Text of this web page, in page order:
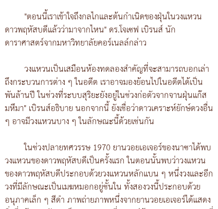
"ตอนนี้เราเข้าใจถึงกลไกและต้นกำเนิดของฝุ่นในวงแหวน
ดาวพฤหัสบดีแล้วว่ามาจากไหน" ดร.โจเซฟ เบิรนส์ นัก
ดาราศาสตร์จากมหาวิทยาลัยคอร์เนลล์กล่าว
วงแหวนเป็นเสมือนห้องทดลองสำคัญที่จะสามารถบอกเล่า
ถึงกระบวนการต่าง ๆ ในอดีต เราอาจมองย้อนไปในอดีตได้เป็น
พันล้านปี ในช่วงที่ระบบสุริยะยังอยู่ในช่วงก่อตัวจากจานฝุ่นแก๊ส
มหึมา" เบิรนส์อธิบาย นอกจากนี้ ยังเชื่อว่าดาวเคราะห์ยักษ์ดวงอื่น
ๆ อาจมีวงแหวนบาง ๆ ในลักษณะนี้ด้วยเช่นกัน
ในช่วงปลายทศวรรษ 1970 ยานวอยเอเจอร์ของนาซาได้พบ
วงแหวนของดาวพฤหัสบดีเป็นครั้งแรก ในตอนนั้นพบว่าวงแหวน
ของดาวพฤหัสบดีประกอบด้วยวงแหวนหลักแบน ๆ หนึ่งวงและอีก
วงที่มีลักษณะเป็นเมฆหมอกอยู่ชั้นใน ทั้งสองวงนี้ประกอบด้วย
อนุภาคเล็ก ๆ สีดำ ภาพถ่ายภาพหนึ่งจากยานวอยเอเจอร์ได้แสดง